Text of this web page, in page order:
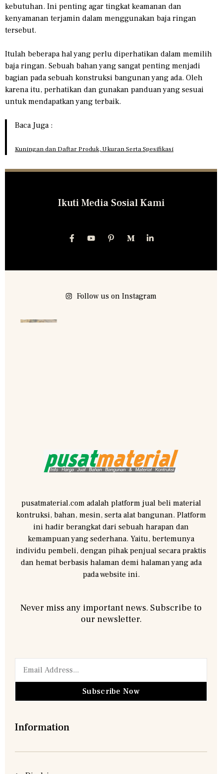
kebutuhan. Ini penting agar tingkat keamanan dan
kenyamanan terjamin dalam menggunakan baja ringan
tersebut.
Itulah beberapa hal yang perlu diperhatikan dalam memilih
baja ringan. Sebuah bahan yang sangat penting menjadi
bagian pada sebuah konstruksi bangunan yang ada. Oleh
karena itu, perhatikan dan gunakan panduan yang sesuai
untuk mendapatkan yang terbaik.
Baca Juga :
Kuningan dan Daftar Produk, Ukuran Serta Spesifikasi
Ikuti Media Sosial Kami
Follow us on Instagram
pusatmaterial.com adalah platform jual beli material
kontruksi, bahan, mesin, serta alat bangunan. Platform
ini hadir berangkat dari sebuah harapan dan
kemampuan yang sederhana. Yaitu, bertemunya
individu pembeli, dengan pihak penjual secara praktis
dan hemat berbasis halaman demi halaman yang ada
pada website ini.
Never miss any important news. Subscribe to
our newsletter.
Subscribe Now
Information